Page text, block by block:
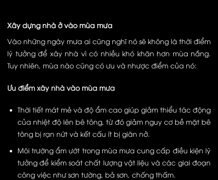
Xây dựng nhà ở vào mùa mưa
Vào những ngày mưa ai cũng nghĩ nó sẽ không là thời điểm
lý tưởng để xây nhà vì có nhiều khó khăn hơn mùa nắng.
Tuy nhiên, mùa nào cũng có ưu và nhược điểm của nó:
Ưu điểm xây nhà vào mùa mưa
Thời tiết mát mẻ và độ ẩm cao giúp giảm thiểu tác động
của nhiệt độ lên bê tông, từ đó giảm nguy cơ bề mặt bê
tông bị rạn nứt và kết cấu ít bị giãn nở.
Môi trường ẩm ướt trong mùa mưa cung cấp điều kiện lý
tưởng để kiểm soát chất lượng vật liệu và các giai đoạn
công việc như sơn tường, bả sơn, chống thấm.